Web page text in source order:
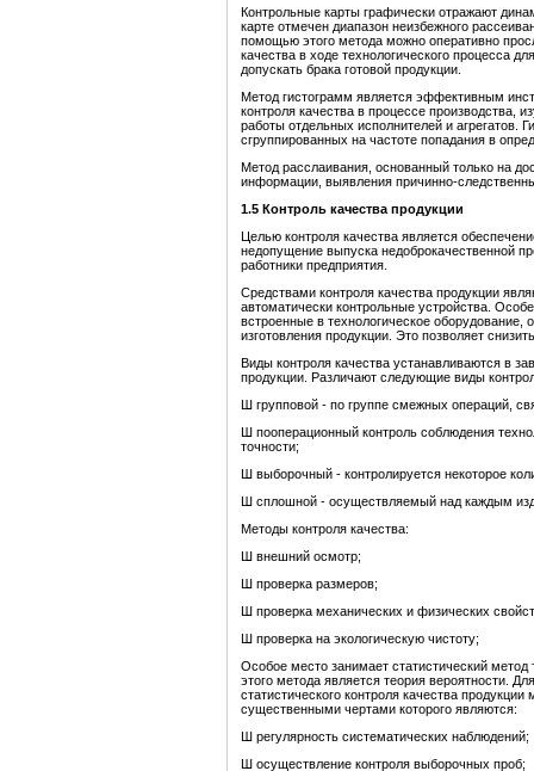
Контрольные карты графически отражают
карте отмечен диапазон неизбежного
помощью этого метода можно оперативно
качества в ходе технологического процесса
допускать брака готовой продукции.
Метод гистограмм является эффективным
контроля качества в процессе производства,
работы отдельных исполнителей и агрегатов.
сгруппированных на частоте попадания в
Метод расслаивания, основанный только на
информации, выявления причинно-
1.5 Контроль качества продукции
Целью контроля качества является
недопущение выпуска недоброкачественной
работники предприятия.
Средствами контроля качества продукции
автоматически контрольные устройства.
встроенные в технологическое
изготовления продукции. Это позволяет
Виды контроля качества устанавливаются в
продукции. Различают следующие виды
Ш групповой - по группе смежных операций,
Ш пооперационный контроль соблюдения
точности;
Ш выборочный - контролируется некоторое
Ш сплошной - осуществляемый над каждым
Методы контроля качества:
Ш внешний осмотр;
Ш проверка размеров;
Ш проверка механических и физических
Ш проверка на экологическую чистоту;
Особое место занимает статистический метод
этого метода является теория вероятности.
статистического контроля качества
существенными чертами которого являются:
Ш регулярность систематических наблюдений;
Ш осуществление контроля выборочных проб;